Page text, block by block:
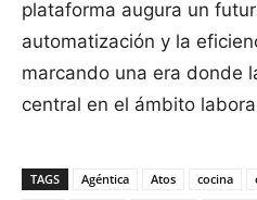
plataforma augura un
automatización y la
marcando una era donde
central en el ámbito
TAGS Agéntica Atos cocina